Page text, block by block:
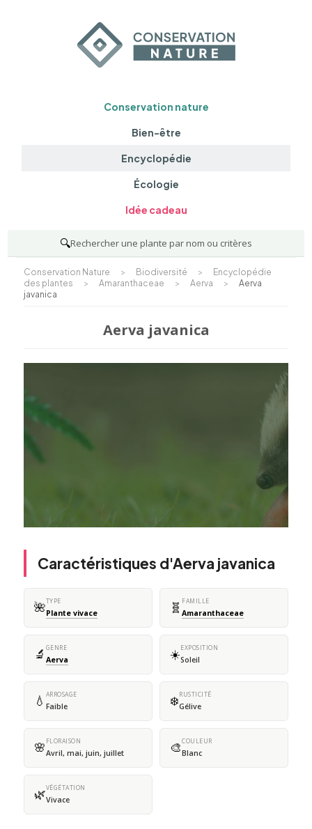
Conservation nature
Bien-être
Encyclopédie
Écologie
Idée cadeau
🔍Rechercher une plante par nom ou critères
Conservation Nature > Biodiversité >
Encyclopédie
des plantes
> Amaranthaceae > Aerva >
Aerva
javanica
Aerva javanica
Caractéristiques d'Aerva javanica
🌺TYPE
Plante vivace 🧬 FAMILLE
Amaranthaceae
🔬 GENRE
Aerva ☀️EXPOSITION
Soleil
💧 ARROSAGE
Faible ❄️RUSTICITÉ
Gélive
🌸 FLORAISON
Avril, mai, juin, juillet 🎨COULEUR
Blanc
🌿VÉGÉTATION
Vivace